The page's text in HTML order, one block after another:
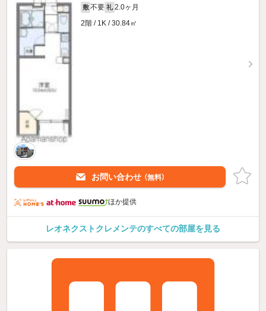
敷 不要 礼 2.0ヶ月
2階 / 1K / 30.84㎡
お問い合わせ （無料）
ほか提供
レオネクストクレメンテのすべての部屋を見る